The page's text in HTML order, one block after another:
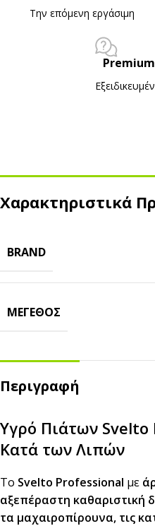
Την επόμενη εργάσιμη
Χαρακτηριστικά
BRAND
ΜΈΓΕΘΟΣ
Περιγραφή
Υγρό Πιάτων Svelto
Κατά των Λιπών
Το Svelto Professional με
αξεπέραστη καθαριστική
τα μαχαιροπίρουνα, τις